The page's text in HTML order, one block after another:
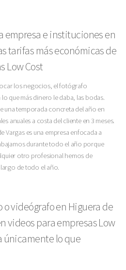
empresa e instituciones en
tarifas más económicas de
Low Cost
los negocios, el fotógrafo
que más dinero le daba, las bodas.
una temporada concreta del año en
anuales a costa del cliente en 3 meses.
Vargas es una empresa enfocada a
durante todo el año porque
otro profesional hemos de
de todo el año.
videógrafo en Higuera de
videos para empresas Low
únicamente lo que